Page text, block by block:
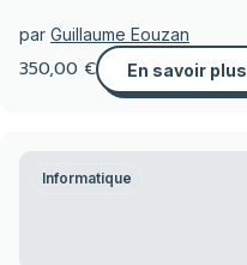
par Guillaume Eouzan
350,00 € En savoir plus
Informatique